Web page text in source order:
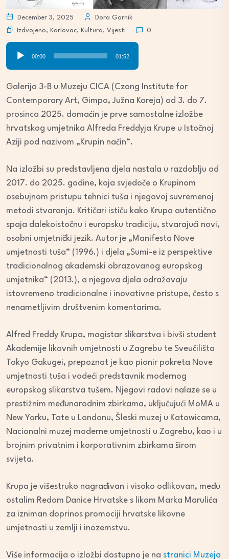
December 3, 2025
Dora Gornik
Izdvojeno, Karlovac, Kultura, Vijesti 0
00:00 01:52
Galerija 3-B u Muzeju CICA (Czong Institute for
Contemporary Art, Gimpo, Južna Koreja) od 3. do 7.
prosinca 2025. domaćin je prve samostalne izložbe
hrvatskog umjetnika Alfreda Freddyja Krupe u Istočnoj
Aziji pod nazivom „Krupin način“.
Na izložbi su predstavljena djela nastala u razdoblju od
2017. do 2025. godine, koja svjedoče o Krupinom
osebujnom pristupu tehnici tuša i njegovoj suvremenoj
metodi stvaranja. Kritičari ističu kako Krupa autentično
spaja dalekoistočnu i europsku tradiciju, stvarajući novi,
osobni umjetnički jezik. Autor je „Manifesta Nove
umjetnosti tuša“ (1996.) i djela „Sumi-e iz perspektive
tradicionalnog akademski obrazovanog europskog
umjetnika“ (2013.), a njegova djela odražavaju
istovremeno tradicionalne i inovativne pristupe, često s
nenametljivim društvenim komentarima.
Alfred Freddy Krupa, magistar slikarstva i bivši student
Akademije likovnih umjetnosti u Zagrebu te Sveučilišta
Tokyo Gakugei, prepoznat je kao pionir pokreta Nove
umjetnosti tuša i vodeći predstavnik modernog
europskog slikarstva tušem. Njegovi radovi nalaze se u
prestižnim međunarodnim zbirkama, uključujući MoMA u
New Yorku, Tate u Londonu, Šleski muzej u Katowicama,
Nacionalni muzej moderne umjetnosti u Zagrebu, kao i u
brojnim privatnim i korporativnim zbirkama širom
svijeta.
Krupa je višestruko nagrađivan i visoko odlikovan, među
ostalim Redom Danice Hrvatske s likom Marka Marulića
za izniman doprinos promociji hrvatske likovne
umjetnosti u zemlji i inozemstvu.
Više informacija o izložbi dostupno je na stranici Muzeja